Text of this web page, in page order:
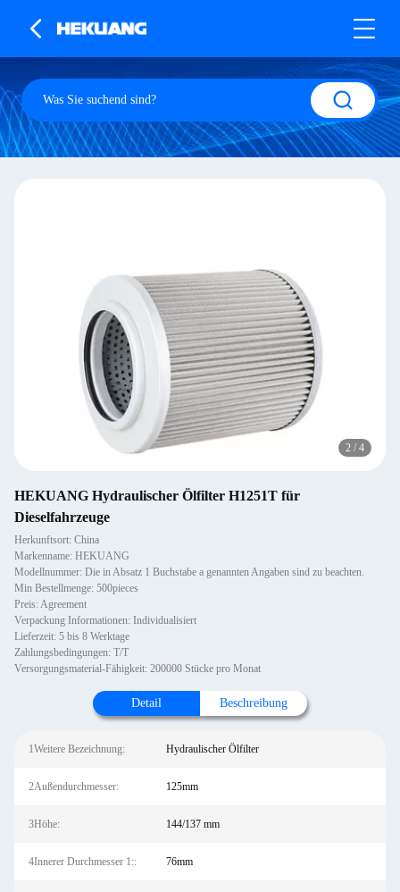
2 / 4
HEKUANG Hydraulischer Ölfilter H1251T für
Dieselfahrzeuge
Herkunftsort: China
Markenname: HEKUANG
Modellnummer: Die in Absatz 1 Buchstabe a genannten Angaben sind zu beachten.
Min Bestellmenge: 500pieces
Preis: Agreement
Verpackung Informationen: Individualisiert
Lieferzeit: 5 bis 8 Werktage
Zahlungsbedingungen: T/T
Versorgungsmaterial-Fähigkeit: 200000 Stücke pro Monat
Detail Beschreibung
1Weitere Bezeichnung: Hydraulischer Ölfilter
2Außendurchmesser: 125mm
3Höhe: 144/137 mm
4Innerer Durchmesser 1:: 76mm